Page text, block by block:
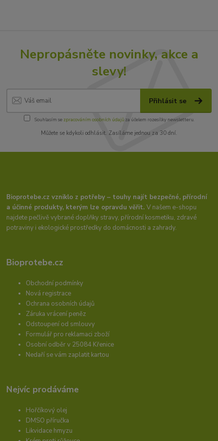
Nepropásněte novinky, akce a
slevy!
Přihlásit se
Souhlasím se zpracováním osobních údajůza účelem rozesílky newsletteru.
Můžete se kdykoli odhlásit. Zasíláme jednou za 30 dní.
Bioprotebe.cz vzniklo z potřeby – touhy najít bezpečné, přírodní
a účinné produkty, kterým lze opravdu věřit.V našem e-shopu
najdete pečlivě vybrané doplňky stravy, přírodní kosmetiku, zdravé
potraviny i ekologické prostředky do domácnosti a zahrady.
Bioprotebe.cz
Obchodní podmínky
Nová registrace
Ochrana osobních údajů
Záruka vrácení peněz
Odstoupení od smlouvy
Formulář pro reklamaci zboží
Osobní odběr v 25084 Křenice
Nedaří se vám zaplatit kartou
Nejvíc prodáváme
Hořčíkový olej
DMSO příručka
Likvidace hmyzu